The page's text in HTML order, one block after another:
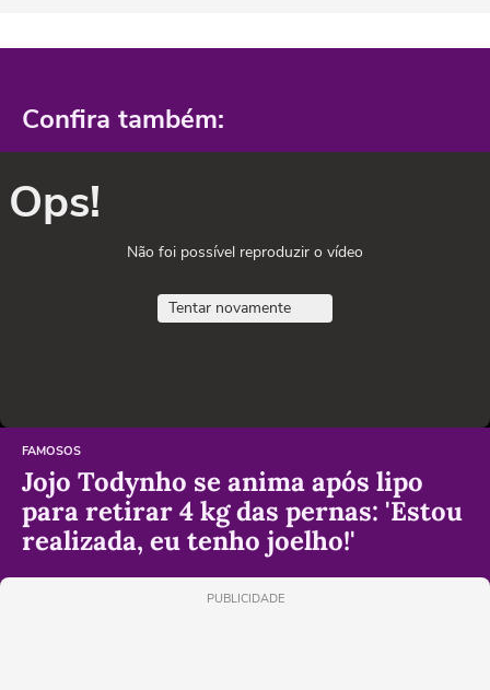
Confira também:
Ops!
Não foi possível reproduzir o vídeo
Tentar novamente
FAMOSOS
Jojo Todynho se anima após lipo
para retirar 4 kg das pernas: 'Estou
realizada, eu tenho joelho!'
PUBLICIDADE